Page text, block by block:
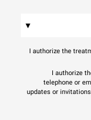
▾
I authorize the
I authorize
telephone or
updates or